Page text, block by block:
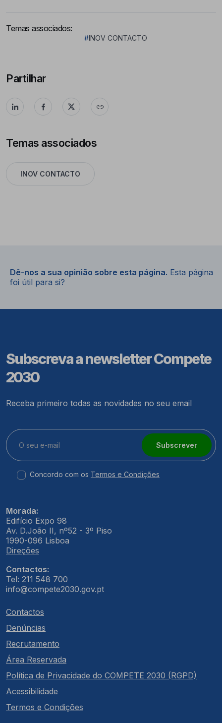
Temas associados:
#INOV CONTACTO
Partilhar
Temas associados
INOV CONTACTO
Dê-nos a sua opinião sobre esta página. Esta página
foi útil para si?
Subscreva a newsletter Compete
2030
Receba primeiro todas as novidades no seu email
Subscrever
Concordo com os Termos e Condições
Morada:
Edifício Expo 98
Av. D.João II, nº52 - 3º Piso
1990-096 Lisboa
Direções
Contactos:
Tel: 211 548 700
info@compete2030.gov.pt
Contactos
Denúncias
Recrutamento
Área Reservada
Política de Privacidade do COMPETE 2030 (RGPD)
Acessibilidade
Termos e Condições